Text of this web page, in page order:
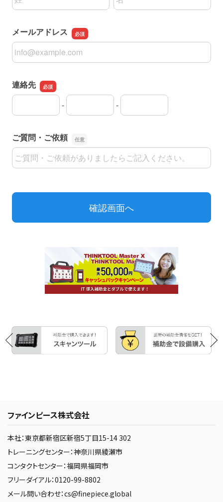
ファインピース株式会社
本社：東京都新宿区新宿5丁目15-14 302
トレーニングセンター：神奈川県綾瀬市
コンタクトセンター：福岡県福岡市
フリーダイアル：0120-99-8802
メール問い合わせ：cs@finepiece.global